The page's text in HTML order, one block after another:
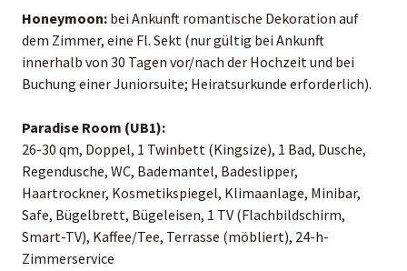
Honeymoon: bei Ankunft romantische Dekoration auf
dem Zimmer, eine Fl. Sekt (nur gültig bei Ankunft
innerhalb von 30 Tagen vor/nach der Hochzeit und bei
Buchung einer Juniorsuite; Heiratsurkunde erforderlich).
Paradise Room (UB1):
26-30 qm, Doppel, 1 Twinbett (Kingsize), 1 Bad, Dusche,
Regendusche, WC, Bademantel, Badeslipper,
Haartrockner, Kosmetikspiegel, Klimaanlage, Minibar,
Safe, Bügelbrett, Bügeleisen, 1 TV (Flachbildschirm,
Smart-TV), Kaffee/Tee, Terrasse (möbliert), 24-h-
Zimmerservice